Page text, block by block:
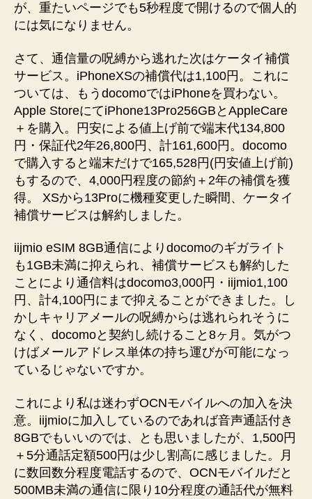
が、重たいページでも5秒程度で開けるので個人的
には気になりません。
さて、通信量の呪縛から逃れた次はケータイ補償
サービス。iPhoneXSの補償代は1,100円。これに
ついては、もうdocomoではiPhoneを買わない。
Apple StoreにてiPhone13Pro256GBとAppleCare
＋を購入。円安による値上げ前で端末代134,800
円・保証代2年26,800円、計161,600円。docomo
で購入すると端末だけで165,528円(円安値上げ前)
もするので、4,000円程度の節約＋2年の補償を獲
得。 XSから13Proに機種変更した瞬間、ケータイ
補償サービスは解約しました。
iijmio eSIM 8GB通信によりdocomoのギガライト
も1GB未満に抑えられ、補償サービスも解約した
ことにより通信料はdocomo3,000円・iijmio1,100
円、計4,100円にまで抑えることができました。し
かしキャリアメールの呪縛からは逃れられそうに
なく、docomoと契約し続けること8ヶ月。気がつ
けばメールアドレス単体の持ち運びが可能になっ
ているじゃないですか。
これにより私は迷わずOCNモバイルへの加入を決
意。iijmioに加入しているのであれば音声通話付き
8GBでもいいのでは、とも思いましたが、1,500円
＋5分通話定額500円は少し割高に感じました。月
に数回数分程度電話するので、OCNモバイルだと
500MB未満の通信に限り10分程度の通話代が無料